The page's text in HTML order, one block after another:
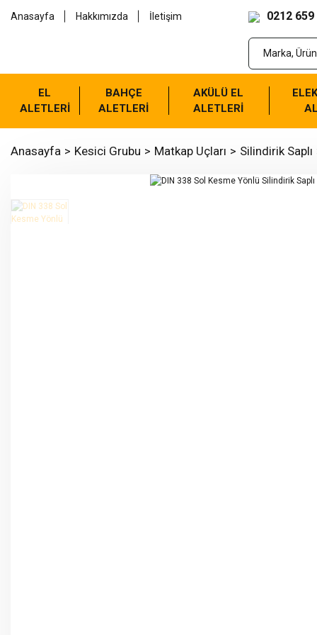
Anasayfa Hakkımızda İletişim 0212 659
EL
ALETLERİ
BAHÇE
ALETLERİ
AKÜLÜ EL
ALETLERİ
Anasayfa Kesici Grubu Matkap Uçları Silindirik Saplı